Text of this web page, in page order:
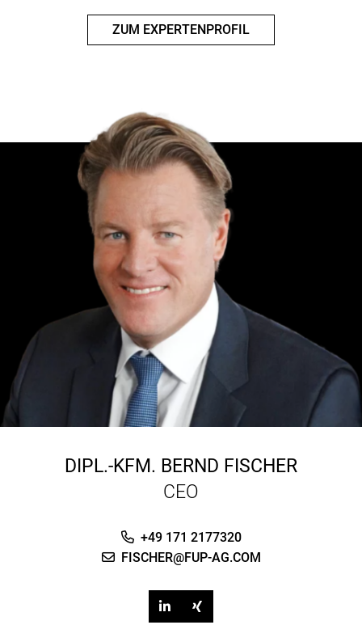
ZUM EXPERTENPROFIL
DIPL.-KFM. BERND FISCHER
CEO
+49 171 2177320
FISCHER@FUP-AG.COM